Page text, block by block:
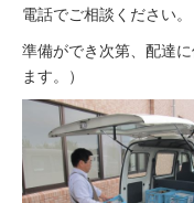
電話でご相談ください。
準備ができ次第、配達
ます。）